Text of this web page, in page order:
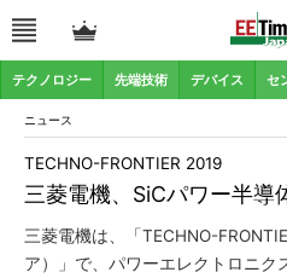
テクノロジー 先端技術 デバイス セ
ニュース
三菱電機、SiCパワー半導
TECHNO-FRONTIER 2019
三菱電機は、「TECHNO-
ア）」で、パワーエレクトロニク